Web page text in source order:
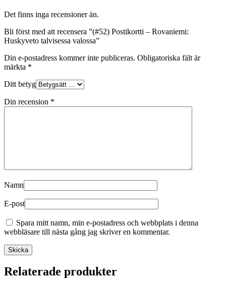
Det finns inga recensioner än.
Bli först med att recensera ”(#52) Postikortti – Rovaniemi:
Huskyveto talvisessa valossa”
Din e-postadress kommer inte publiceras. Obligatoriska fält är
märkta *
Ditt betyg
Din recension *
Namn
E-post
Spara mitt namn, min e-postadress och webbplats i denna
webbläsare till nästa gång jag skriver en kommentar.
Relaterade produkter